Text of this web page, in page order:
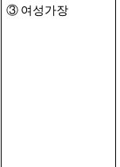
③ 여성가장